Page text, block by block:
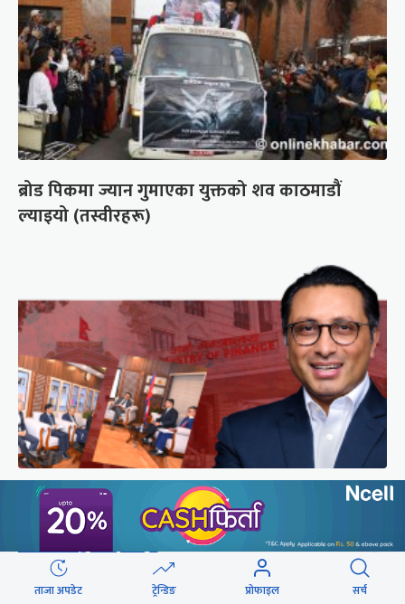
ब्रोड पिकमा ज्यान गुमाएका युक्तको शव काठमाडौं
ल्याइयो (तस्वीरहरू)
राष्ट्र बैंकको स्वायत्ततामा सरकारको उपहास
छुटाउनुभयो कि ?
ताजा अपडेट ट्रेन्डिङ प्रोफाइल सर्च